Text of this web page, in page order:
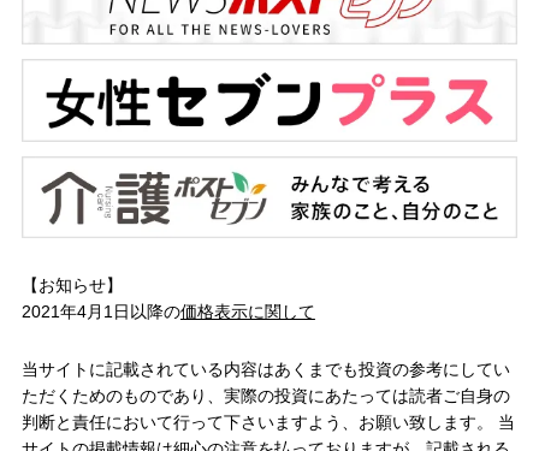
【お知らせ】
2021年4月1日以降の価格表示に関して
当サイトに記載されている内容はあくまでも投資の参考にしてい
ただくためのものであり、実際の投資にあたっては読者ご自身の
判断と責任において行って下さいますよう、お願い致します。 当